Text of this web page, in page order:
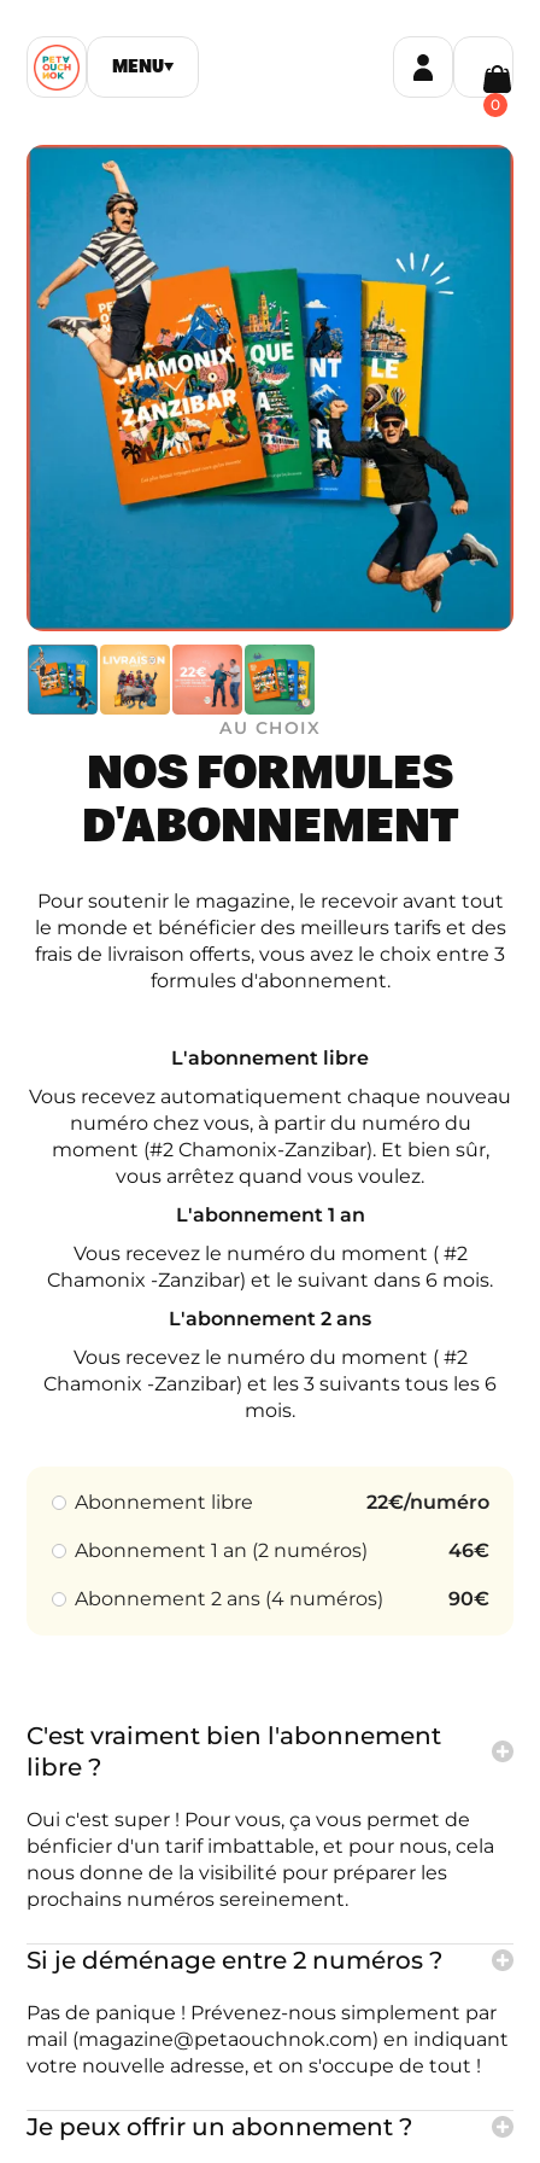
MENU▼
0
AU CHOIX
NOS FORMULES
D'ABONNEMENT
Pour soutenir le magazine, le recevoir avant tout
le monde et bénéficier des meilleurs tarifs et des
frais de livraison offerts, vous avez le choix entre 3
formules d'abonnement.
L'abonnement libre
Vous recevez automatiquement chaque nouveau
numéro chez vous, à partir du numéro du
moment (#2 Chamonix-Zanzibar). Et bien sûr,
vous arrêtez quand vous voulez.
L'abonnement 1 an
Vous recevez le numéro du moment ( #2
Chamonix -Zanzibar) et le suivant dans 6 mois.
L'abonnement 2 ans
Vous recevez le numéro du moment ( #2
Chamonix -Zanzibar) et les 3 suivants tous les 6
mois.
Abonnement libre 22€/numéro
Abonnement 1 an (2 numéros) 46€
Abonnement 2 ans (4 numéros) 90€
C'est vraiment bien l'abonnement
libre ?
Oui c'est super ! Pour vous, ça vous permet de
bénficier d'un tarif imbattable, et pour nous, cela
nous donne de la visibilité pour préparer les
prochains numéros sereinement.
Si je déménage entre 2 numéros ?
Pas de panique ! Prévenez-nous simplement par
mail (magazine@petaouchnok.com) en indiquant
votre nouvelle adresse, et on s'occupe de tout !
Je peux offrir un abonnement ?